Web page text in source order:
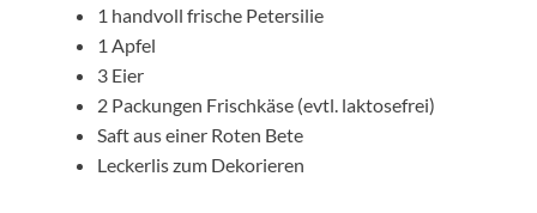
1 handvoll frische Petersilie
1 Apfel
3 Eier
2 Packungen Frischkäse (evtl. laktosefrei)
Saft aus einer Roten Bete
Leckerlis zum Dekorieren